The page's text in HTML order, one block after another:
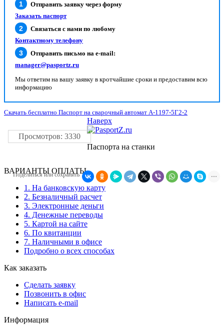
Отправить заявку через форму
Заказать паспорт
Связаться с нами по любому
Контактному телефону
Отправить письмо на e-mail:
manager@pasportz.ru
Мы ответим на вашу заявку в кротчайшие сроки и предоставим всю
информацию
Скачать бесплатно Паспорт на сварочный автомат А-1197-5Г2-2
Просмотров: 3330
Поделиться или сохранить
ВАРИАНТЫ ОПЛАТЫ
1. На банковскую карту
2. Безналичный расчет
3. Электронные деньги
4. Денежные переводы
5. Картой на сайте
6. По квитанции
7. Наличными в офисе
Подробно о всех способах
Как заказать
Сделать заявку
Позвонить в офис
Написать e-mail
Информация
Наверх
Паспорта на станки